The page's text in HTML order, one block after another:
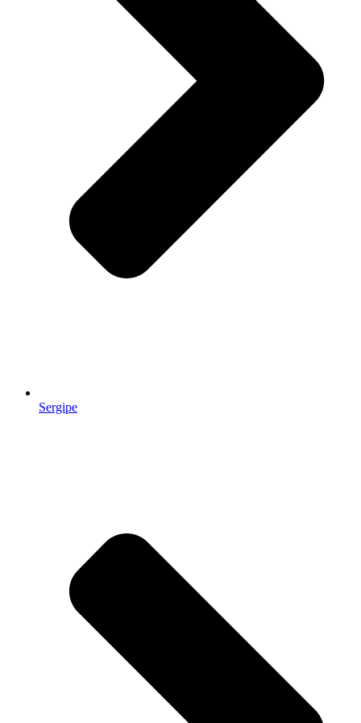
Sergipe